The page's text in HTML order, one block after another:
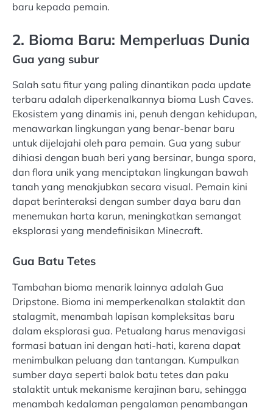
baru kepada pemain.
2. Bioma Baru: Memperluas Dunia
Gua yang subur
Salah satu fitur yang paling dinantikan pada update
terbaru adalah diperkenalkannya bioma Lush Caves.
Ekosistem yang dinamis ini, penuh dengan kehidupan,
menawarkan lingkungan yang benar-benar baru
untuk dijelajahi oleh para pemain. Gua yang subur
dihiasi dengan buah beri yang bersinar, bunga spora,
dan flora unik yang menciptakan lingkungan bawah
tanah yang menakjubkan secara visual. Pemain kini
dapat berinteraksi dengan sumber daya baru dan
menemukan harta karun, meningkatkan semangat
eksplorasi yang mendefinisikan Minecraft.
Gua Batu Tetes
Tambahan bioma menarik lainnya adalah Gua
Dripstone. Bioma ini memperkenalkan stalaktit dan
stalagmit, menambah lapisan kompleksitas baru
dalam eksplorasi gua. Petualang harus menavigasi
formasi batuan ini dengan hati-hati, karena dapat
menimbulkan peluang dan tantangan. Kumpulkan
sumber daya seperti balok batu tetes dan paku
stalaktit untuk mekanisme kerajinan baru, sehingga
menambah kedalaman pengalaman penambangan